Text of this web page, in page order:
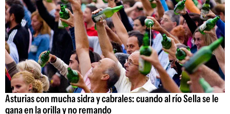
Asturias con mucha sidra y cabrales: cuando al río Sella se le
gana en la orilla y no remando